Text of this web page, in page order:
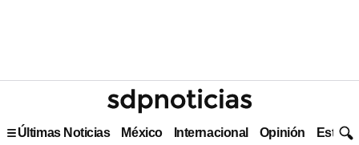
Últimas Noticias México Internacional Opinión Estilo